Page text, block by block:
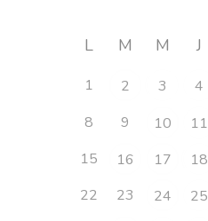
L M M J
1 2 3 4
8
9 10 11
15
16 17 18
22
23 24 25